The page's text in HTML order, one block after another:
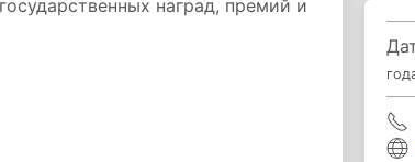
наград, премий и